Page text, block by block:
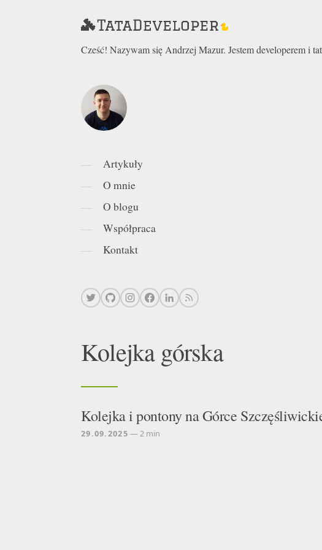
Cześć! Nazywam się Andrzej Mazur. Jestem developerem i
Artykuły
O mnie
O blogu
Współpraca
Kontakt
Kolejka górska
Kolejka i pontony na Górce
29.09.2025 — 2 min